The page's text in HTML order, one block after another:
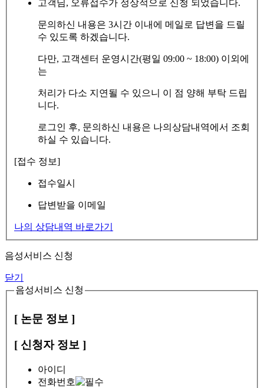
고객님, 오류접수가 정상적으로 신청 되었습니다.
문의하신 내용은 3시간 이내에 메일로 답변을 드릴
수 있도록 하겠습니다.
다만, 고객센터 운영시간(평일 09:00 ~ 18:00) 이외에
는
처리가 다소 지연될 수 있으니 이 점 양해 부탁 드립
니다.
로그인 후, 문의하신 내용은 나의상담내역에서 조회
하실 수 있습니다.
[접수 정보]
접수일시
답변받을 이메일
나의 상담내역 바로가기
음성서비스 신청
닫기
음성서비스 신청
[ 논문 정보 ]
[ 신청자 정보 ]
아이디
전화번호